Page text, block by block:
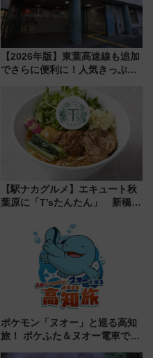
【2026年版】東葉高速線も追加
でさらに便利に！人気きっぷ
今年も発売 秋・早春に千葉県を
巡るなら使い勝手・コスパ抜群
【駅ナカグルメ】エキュート秋
葉原に「T’sたんたん」 新橋に
饅」、オムライス専門店「肉と
たまご」新グルメ続々登場！
【2026年8月】
ポケモン「ヌオー」と巡る高知
旅！ ポケふた＆ヌオー電車で楽